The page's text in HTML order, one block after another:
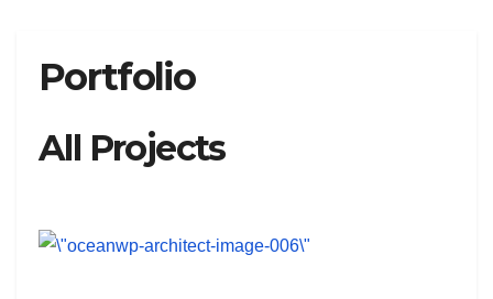
Portfolio
All Projects